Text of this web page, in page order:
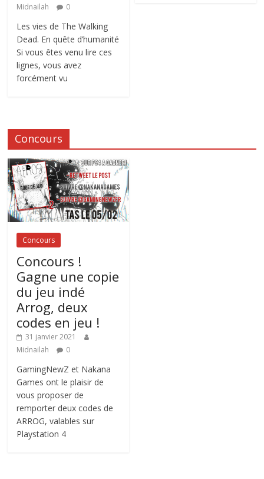
Midnailah
0
Les vies de The Walking
Dead. En quête d’humanité
Si vous êtes venu lire ces
lignes, vous avez
forcément vu
Concours
Concours
Concours !
Gagne une copie
du jeu indé
Arrog, deux
codes en jeu !
31 janvier 2021
Midnailah
0
GamingNewZ et Nakana
Games ont le plaisir de
vous proposer de
remporter deux codes de
ARROG, valables sur
Playstation 4